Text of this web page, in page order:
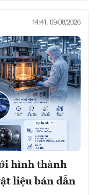
14:41, 09/08/2026
hình thành
liệu bán dẫn